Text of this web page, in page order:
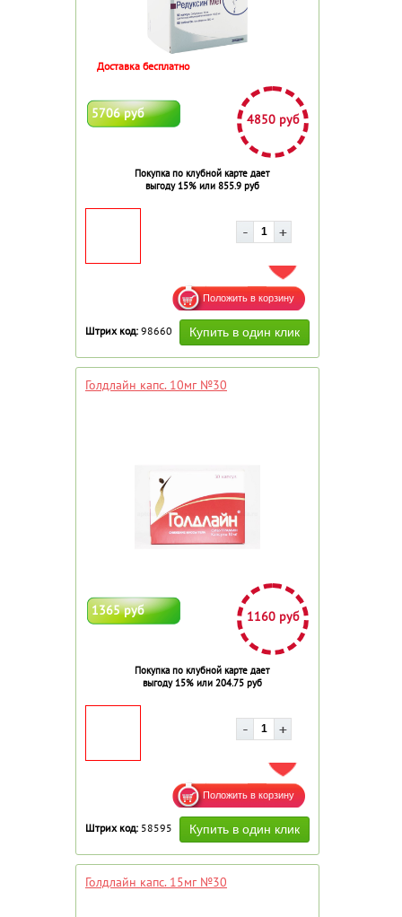
5706 руб 4850 руб
Покупка по клубной карте дает
выгоду 15% или 855.9 руб
Доставка бесплатно
ДОБАВИТЬ В ИЗБРАННОЕ
Штрих код: 98660
Голдлайн капс. 10мг №30
1365 руб 1160 руб
Покупка по клубной карте дает
выгоду 15% или 204.75 руб
ДОБАВИТЬ В ИЗБРАННОЕ
Штрих код: 58595
Голдлайн капс. 15мг №30